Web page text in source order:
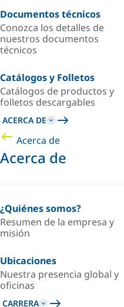
Documentos técnicos
Conozca los detalles de
nuestros documentos
técnicos
Catálogos y Folletos
Catálogos de productos y
folletos descargables
ACERCA DE
Acerca de
Acerca de
¿Quiénes somos?
Resumen de la empresa y
misión
Ubicaciones
Nuestra presencia global y
oficinas
CARRERA